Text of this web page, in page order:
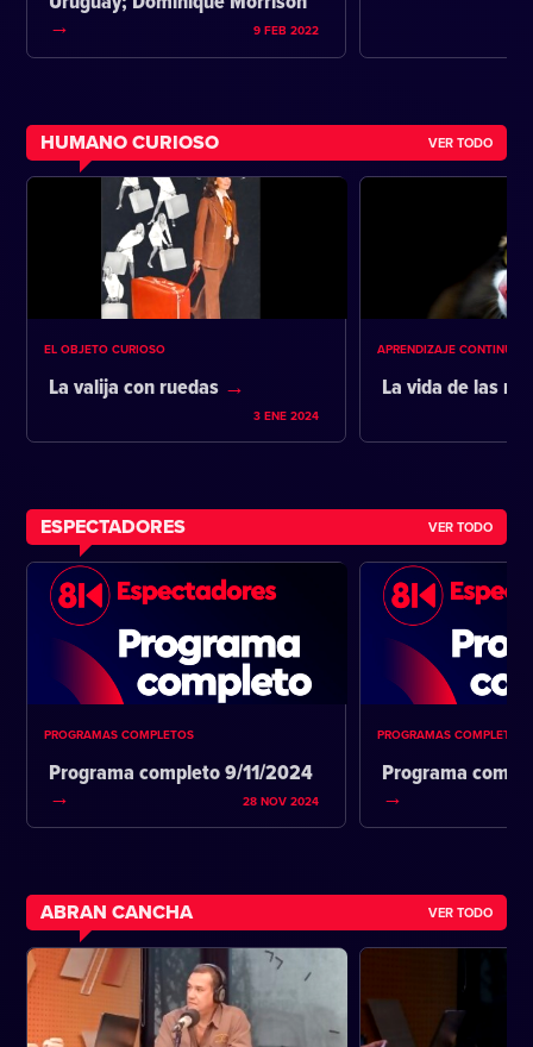
9 FEB 2022
HUMANO CURIOSO VER TODO
EL OBJETO CURIOSO
La valija con ruedas
3 ENE 2024
APRENDIZAJE CONTINUO
La vida de las
ESPECTADORES VER TODO
PROGRAMAS COMPLETOS
Programa completo 9/11/2024
28 NOV 2024
PROGRAMAS COMPLETOS
Programa
ABRAN CANCHA VER TODO